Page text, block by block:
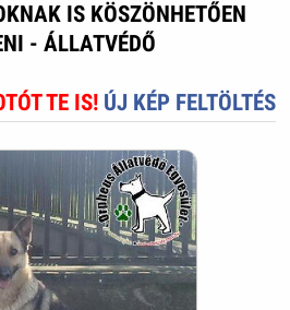
IS KÖSZÖNHETŐEN
- ÁLLATVÉDŐ
TE IS! ÚJ KÉP FELTÖLTÉS